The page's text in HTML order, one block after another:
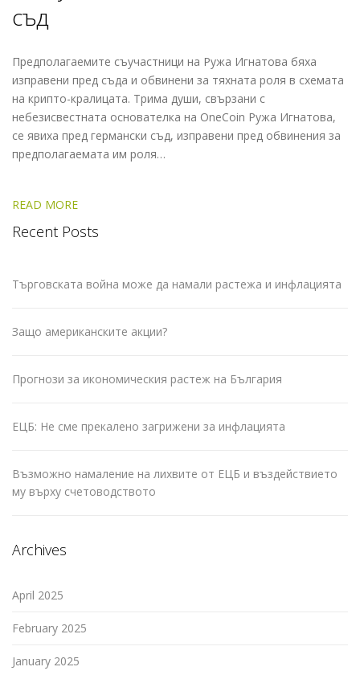
съд
Предполагаемите съучастници на Ружа Игнатова бяха
изправени пред съда и обвинени за тяхната роля в схемата
на крипто-кралицата. Трима души, свързани с
небезисвестната основателка на OneCoin Ружа Игнатова,
се явиха пред германски съд, изправени пред обвинения за
предполагаемата им роля…
READ MORE
Recent Posts
Търговската война може да намали растежа и инфлацията
Защо американските акции?
Прогнози за икономическия растеж на България
ЕЦБ: Не сме прекалено загрижени за инфлацията
Възможно намаление на лихвите от ЕЦБ и въздействието
му върху счетоводството
Archives
April 2025
February 2025
January 2025